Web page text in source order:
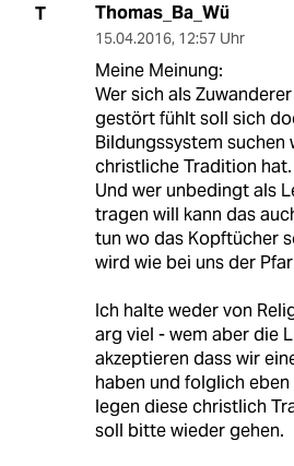
T Thomas_Ba_Wü
15.04.2016, 12:57 Uhr
Meine Meinung:
Wer sich als
gestört fühlt soll sich
Bildungssystem suchen
christliche Tradition hat.
Und wer unbedingt als
tragen will kann das
tun wo das Kopftücher
wird wie bei uns der
Ich halte weder von
arg viel - wem aber die
akzeptieren dass wir
haben und folglich
legen diese christlich
soll bitte wieder gehen.